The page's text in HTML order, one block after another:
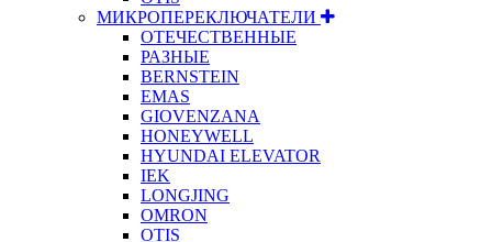
МИКРОПЕРЕКЛЮЧАТЕЛИ
ОТЕЧЕСТВЕННЫЕ
РАЗНЫЕ
BERNSTEIN
EMAS
GIOVENZANA
HONEYWELL
HYUNDAI ELEVATOR
IEK
LONGJING
OMRON
OTIS